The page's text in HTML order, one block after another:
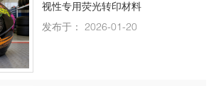
视性专用荧光转印材料
发布于： 2026-01-20